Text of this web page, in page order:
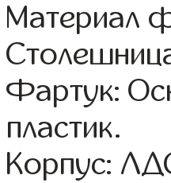
Материал
Фартук:
пластик.
Корпус: